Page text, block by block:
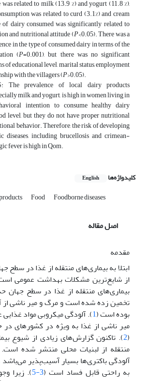
related to milk (13.9 %) and yogurt (11.8 %),
was related to curd (3.1%) and cream
of dairy consumed was significantly related to
and nutritional attitude (P<0.05). There was a
in the type of consumed dairy in terms of the
(P=0.001), but there was no significant
of educational level, marital status, employment
with the villagers (P>0.05).
The prevalence of local dairy products
milk and yogurt, is high in women living in
intention to consume healthy dairy
level, but they do not have proper nutritional
behavior. Therefore, the risk of developing
diseases, including brucellosis and crimean-
fever is high in Qom.
کلیدواژه‌ها English
Food Foodborne diseases
اصل مقاله
مقدمه
ابتلا به بیماری‌های منتقله از غذا در سطح
از شایع‌ترین مشکلات بهداشت عمومی
بوده است (1). آلودگی میکروبی مواد
میر ناشی از غذا به ویژه در کشورهای
(
2). تاکنون گزارش‌های زیادی از شیوع
منتقله از لبنیات محلی منتشر شده
آلودگی باکتری‌ها بسیار آسیب‌پذیر
به راحتی قابل فساد است (3-5 ). زیرا